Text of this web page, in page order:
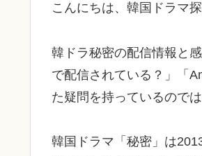
こんにちは、韓国ドラマ
韓ドラ秘密の配信情報と
で配信されている？」「
た疑問を持っているので
韓国ドラマ「秘密」は